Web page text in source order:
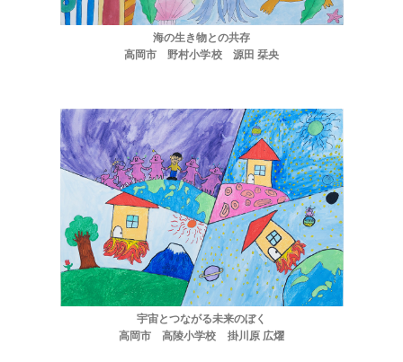
海の生き物との共存
高岡市 野村小学校 源田 栞央
宇宙とつながる未来のぼく
高岡市 高陵小学校 掛川原 広燿